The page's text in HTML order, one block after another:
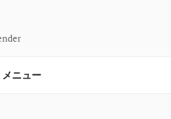
メニュー